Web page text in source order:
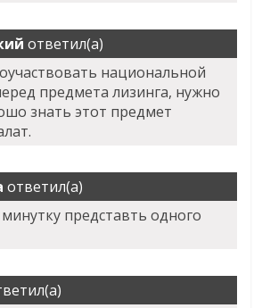
ответил(а)
национальной
предмета лизинга, нужно
знать этот предмет
ответил(а)
представть одного